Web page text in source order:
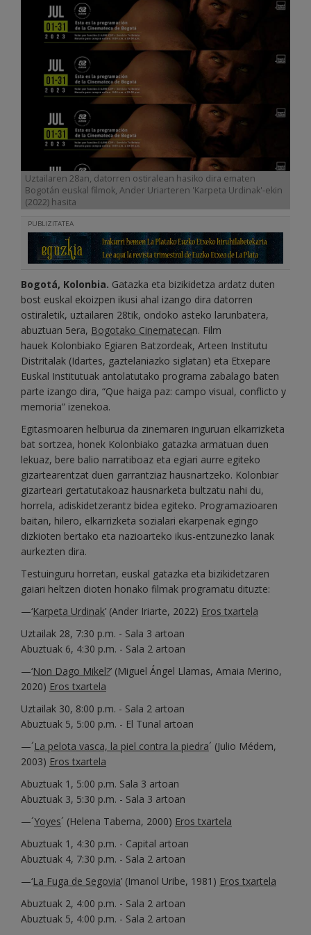
Uztailaren 28an, datorren ostiralean hasiko dira ematen
Bogotán euskal filmok, Ander Uriarteren 'Karpeta Urdinak'-ekin
(2022) hasita
PUBLIZITATEA
Bogotá, Kolonbia. Gatazka eta bizikidetza ardatz duten
bost euskal ekoizpen ikusi ahal izango dira datorren
ostiraletik, uztailaren 28tik, ondoko asteko larunbatera,
abuztuan 5era, Bogotako Cinematecan. Film
hauek Kolonbiako Egiaren Batzordeak, Arteen Institutu
Distritalak (Idartes, gaztelaniazko siglatan) eta Etxepare
Euskal Institutuak antolatutako programa zabalago baten
parte izango dira, “Que haiga paz: campo visual, conflicto y
memoria” izenekoa.
Egitasmoaren helburua da zinemaren inguruan elkarrizketa
bat sortzea, honek Kolonbiako gatazka armatuan duen
lekuaz, bere balio narratiboaz eta egiari aurre egiteko
gizartearentzat duen garrantziaz hausnartzeko. Kolonbiar
gizarteari gertatutakoaz hausnarketa bultzatu nahi du,
horrela, adiskidetzerantz bidea egiteko. Programazioaren
baitan, hilero, elkarrizketa sozialari ekarpenak egingo
dizkioten bertako eta nazioarteko ikus-entzunezko lanak
aurkezten dira.
Testuinguru horretan, euskal gatazka eta bizikidetzaren
gaiari heltzen dioten honako filmak programatu dituzte:
—‘Karpeta Urdinak’ (Ander Iriarte, 2022) Eros txartela
Uztailak 28, 7:30 p.m. - Sala 3 artoan
Abuztuak 6, 4:30 p.m. - Sala 2 artoan
—‘Non Dago Mikel?’ (Miguel Ángel Llamas, Amaia Merino,
2020) Eros txartela
Uztailak 30, 8:00 p.m. - Sala 2 artoan
Abuztuak 5, 5:00 p.m. - El Tunal artoan
—´La pelota vasca, la piel contra la piedra´ (Julio Médem,
2003) Eros txartela
Abuztuak 1, 5:00 p.m. Sala 3 artoan
Abuztuak 3, 5:30 p.m. - Sala 3 artoan
—´Yoyes´ (Helena Taberna, 2000) Eros txartela
Abuztuak 1, 4:30 p.m. - Capital artoan
Abuztuak 4, 7:30 p.m. - Sala 2 artoan
—‘La Fuga de Segovia’ (Imanol Uribe, 1981) Eros txartela
Abuztuak 2, 4:00 p.m. - Sala 2 artoan
Abuztuak 5, 4:00 p.m. - Sala 2 artoan